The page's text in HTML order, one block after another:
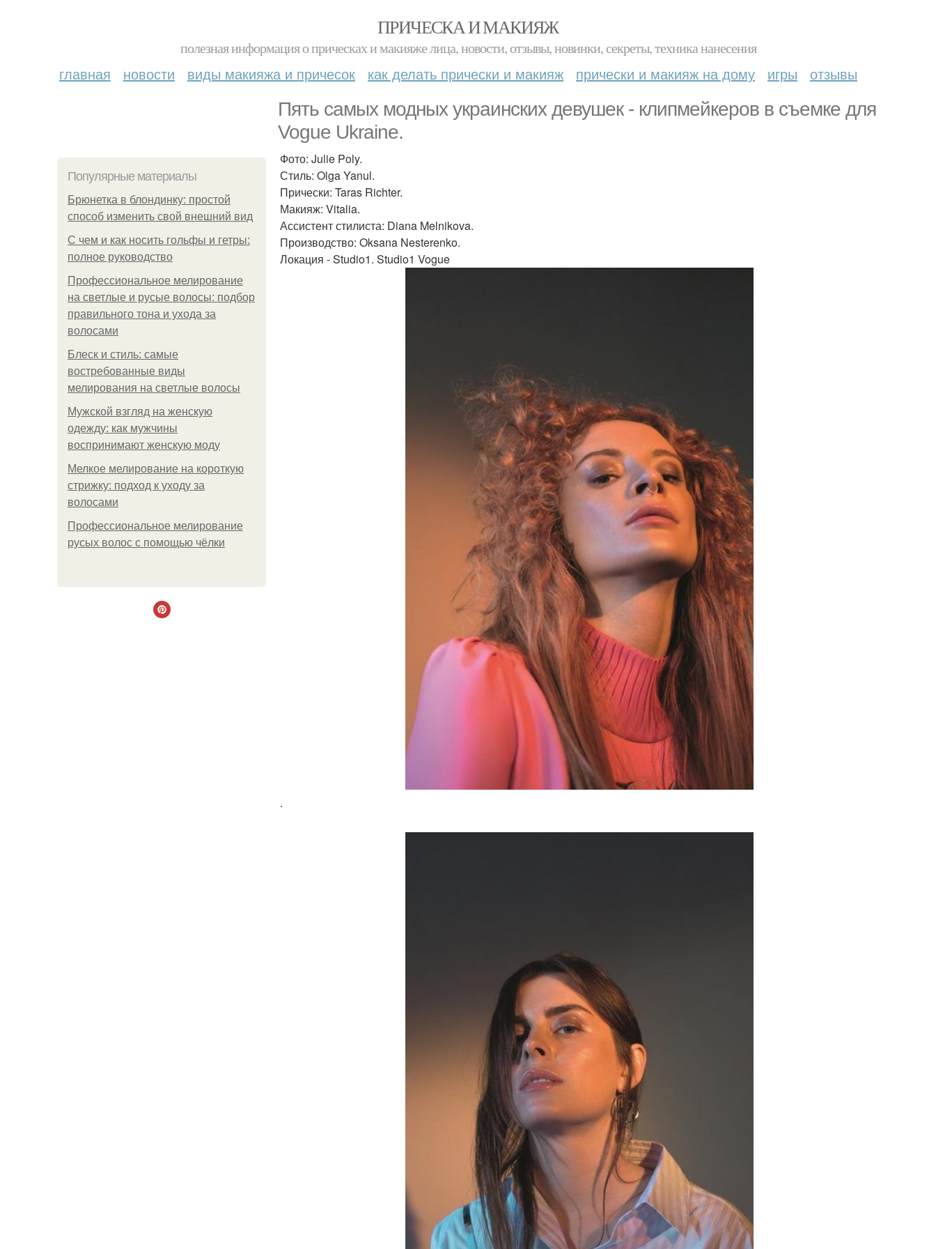
ПРИЧЕСКА И МАКИЯЖ
полезная информация о прическах и макияже лица, новости, отзывы, новинки, секреты, техника нанесения
главная новости виды макияжа и причесок как делать прически и макияж прически и макияж на дому игры отзывы
Пять самых модных украинских девушек - клипмейкеров в съемке для
Vogue Ukraine.
Популярные материалы
Брюнетка в блондинку: простой
способ изменить свой внешний вид
С чем и как носить гольфы и гетры:
полное руководство
Профессиональное мелирование
на светлые и русые волосы: подбор
правильного тона и ухода за
волосами
Блеск и стиль: самые
востребованные виды
мелирования на светлые волосы
Мужской взгляд на женскую
одежду: как мужчины
воспринимают женскую моду
Мелкое мелирование на короткую
стрижку: подход к уходу за
волосами
Профессиональное мелирование
русых волос с помощью чёлки
Фото: Julie Poly.
Стиль: Olga Yanul.
Прически: Taras Richter.
Макияж: Vitalia.
Ассистент стилиста: Diana Melnikova.
Производство: Oksana Nesterenko.
Локация - Studio1. Studio1 Vogue
.